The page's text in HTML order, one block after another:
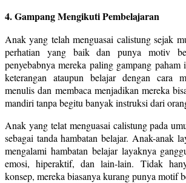
4. Gampang Mengikuti Pembelajaran
Anak yang telah menguasai calistung sejak
perhatian yang baik dan punya motiv
penyebabnya mereka paling gampang
keterangan ataupun belajar dengan cara
menulis dan membaca menjadikan mereka
mandiri tanpa begitu banyak instruksi dari
Anak yang telat menguasai calistung pada
sebagai tanda hambatan belajar. Anak-anak
mengalami hambatan belajar layaknya
emosi, hiperaktif, dan lain-lain. Tidak
konsep, mereka biasanya kurang punya motif